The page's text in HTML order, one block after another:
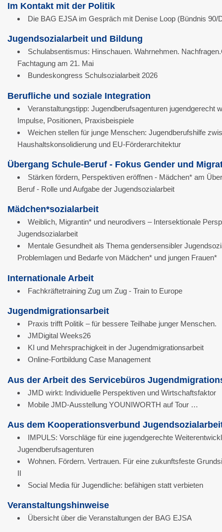
Im Kontakt mit der Politik
Die BAG EJSA im Gespräch mit Denise Loop (Bündnis 90/
Jugendsozialarbeit und Bildung
Schulabsentismus: Hinschauen. Wahrnehmen.
Fachtagung am 21. Mai
Bundeskongress Schulsozialarbeit 2026
Berufliche und soziale Integration
Veranstaltungstipp: Jugendberufsagenturen jugendgerecht
Impulse, Positionen, Praxisbeispiele
Weichen stellen für junge Menschen: Jugendberufshilfe
Haushaltskonsolidierung und EU-Förderarchitektur
Übergang Schule-Beruf - Fokus Gender und
Stärken fördern, Perspektiven eröffnen - Mädchen* am
Beruf - Rolle und Aufgabe der Jugendsozialarbeit
Mädchen*sozialarbeit
Weiblich, Migrantin* und neurodivers – Intersektionale
Jugendsozialarbeit
Mentale Gesundheit als Thema gendersensibler
Problemlagen und Bedarfe von Mädchen* und jungen Frauen*
Internationale Arbeit
Fachkräftetraining Zug um Zug - Train to Europe
Jugendmigrationsarbeit
Praxis trifft Politik – für bessere Teilhabe junger Menschen.
JMDigital Weeks26
KI und Mehrsprachigkeit in der Jugendmigrationsarbeit
Online-Fortbildung Case Management
Aus der Arbeit des Servicebüros
JMD wirkt: Individuelle Perspektiven und Wirtschaftsfaktor
Mobile JMD-Ausstellung YOUNIWORTH auf Tour …
Aus dem Kooperationsverbund
IMPULS: Vorschläge für eine jugendgerechte
Jugendberufsagenturen
Wohnen. Fördern. Vertrauen. Für eine zukunftsfeste
II
Social Media für Jugendliche: befähigen statt verbieten
Veranstaltungshinweise
Übersicht über die Veranstaltungen der BAG EJSA